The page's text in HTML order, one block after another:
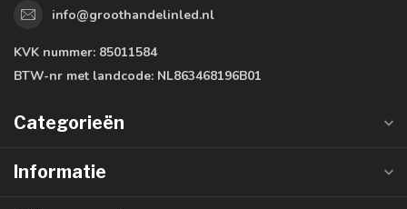
info@groothandelinled.nl
KVK nummer: 85011584
BTW-nr met landcode: NL863468196B01
Categorieën
Informatie